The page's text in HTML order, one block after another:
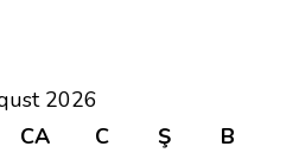
2026
CA C Ş
B